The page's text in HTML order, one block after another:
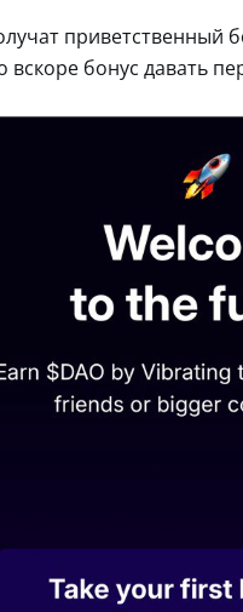
приветственный
бонус давать